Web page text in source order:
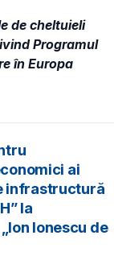
de cheltuieli
Programul
în Europa
ai
infrastructură
la
Ionescu de